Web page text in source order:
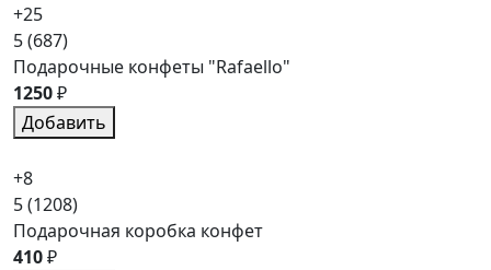
+25
5(687)
Подарочные конфеты "Rafaello"
1250₽
Добавить
+8
5(1208)
Подарочная коробка конфет
410₽